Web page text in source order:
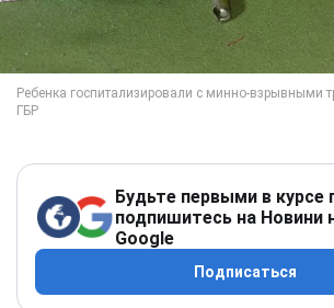
Будьте первыми в курсе
подпишитесь на Новини
Google
Подписаться